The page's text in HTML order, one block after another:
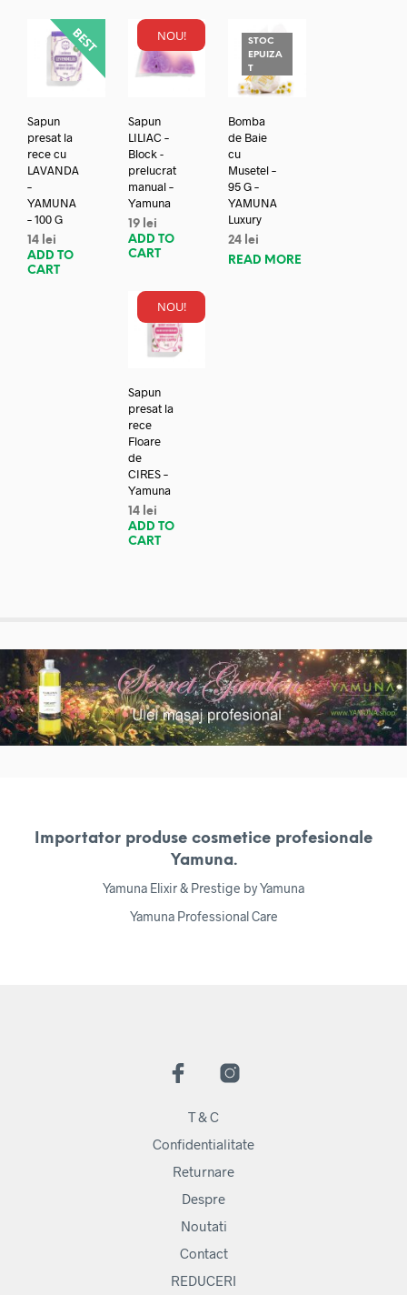
Sapun
presat la
rece cu
LAVANDA
–
YAMUNA
– 100 G
14 lei
ADD TO
CART
NOU!
Sapun
LILIAC –
Block -
prelucrat
manual –
Yamuna
19 lei
ADD TO
CART
STOC
EPUIZA
T
Bomba
de Baie
cu
Musetel –
95 G –
YAMUNA
Luxury
24 lei
READ MORE
NOU!
Sapun
presat la
rece
Floare
de
CIRES –
Yamuna
14 lei
ADD TO
CART
Importator produse cosmetice profesionale
Yamuna.
Yamuna Elixir & Prestige by Yamuna
Yamuna Professional Care
T & C
Confidentialitate
Returnare
Despre
Noutati
Contact
REDUCERI